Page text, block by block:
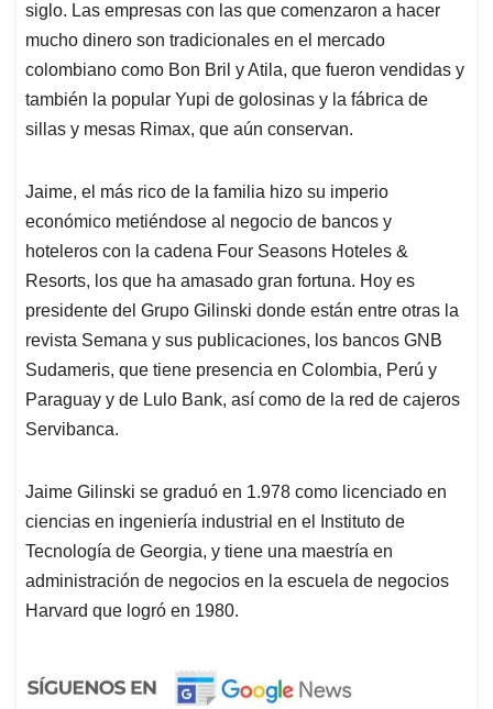
siglo. Las empresas con las que comenzaron a hacer
mucho dinero son tradicionales en el mercado
colombiano como Bon Bril y Atila, que fueron vendidas y
también la popular Yupi de golosinas y la fábrica de
sillas y mesas Rimax, que aún conservan.
Jaime, el más rico de la familia hizo su imperio
económico metiéndose al negocio de bancos y
hoteleros con la cadena Four Seasons Hoteles &
Resorts, los que ha amasado gran fortuna. Hoy es
presidente del Grupo Gilinski donde están entre otras la
revista Semana y sus publicaciones, los bancos GNB
Sudameris, que tiene presencia en Colombia, Perú y
Paraguay y de Lulo Bank, así como de la red de cajeros
Servibanca.
Jaime Gilinski se graduó en 1.978 como licenciado en
ciencias en ingeniería industrial en el Instituto de
Tecnología de Georgia, y tiene una maestría en
administración de negocios en la escuela de negocios
Harvard que logró en 1980.